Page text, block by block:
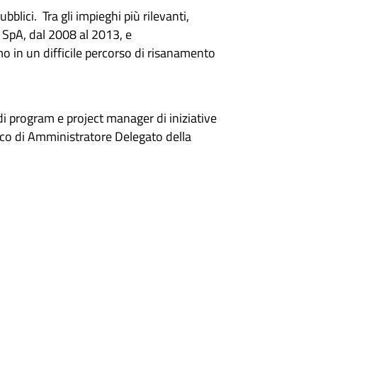
Tra gli impieghi più rilevanti,
dal 2008 al 2013, e
in un difficile percorso di risanamento
program e project manager di iniziative
di Amministratore Delegato della